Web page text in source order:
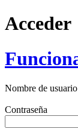
Acceder
Nombre de
Contraseña